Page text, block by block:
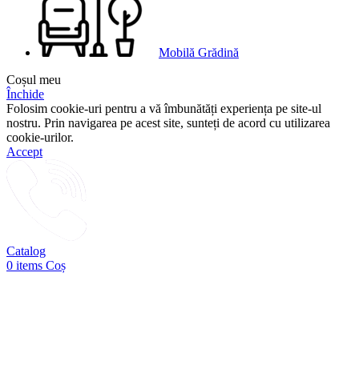
Mobilă Grădină
Coșul meu
Închide
Folosim cookie-uri pentru a vă îmbunătăți experiența pe site-ul
nostru. Prin navigarea pe acest site, sunteți de acord cu utilizarea
cookie-urilor.
Accept
Catalog
0 items Coș